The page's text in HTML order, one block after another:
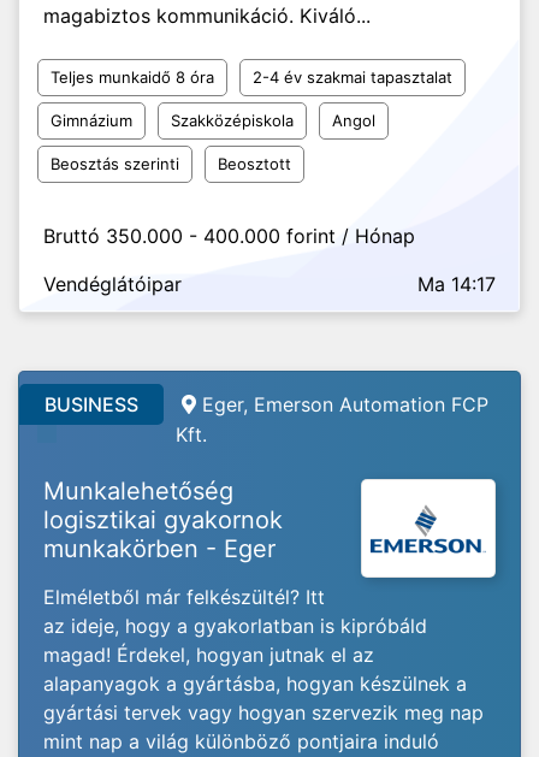
magabiztos kommunikáció. Kiváló...
Teljes munkaidő 8 óra 2-4 év szakmai tapasztalat
Gimnázium Szakközépiskola Angol
Beosztás szerinti Beosztott
Bruttó 350.000 - 400.000 forint / Hónap
Vendéglátóipar
Ma 14:17
BUSINESS
Eger, Emerson Automation FCP
Kft.
Munkalehetőség
logisztikai gyakornok
munkakörben - Eger
Elméletből már felkészültél? Itt
az ideje, hogy a gyakorlatban is kipróbáld
magad! Érdekel, hogyan jutnak el az
alapanyagok a gyártásba, hogyan készülnek a
gyártási tervek vagy hogyan szervezik meg nap
mint nap a világ különböző pontjaira induló